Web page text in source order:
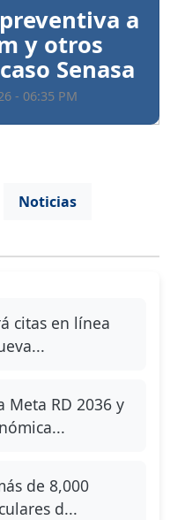
a
y otros
Senasa
- 06:35 PM
Noticias
citas en línea
Meta RD 2036 y
de 8,000
d...